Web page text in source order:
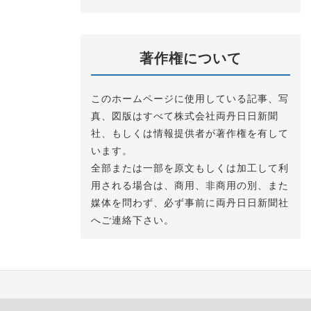
著作権について
このホームページに使用している記事、写
真、図版はすべて株式会社両丹日日新聞
社、もしくは情報提供者が著作権を有して
います。
全部または一部を原文もしくは加工して利
用される場合は、商用、非商用の別、また
媒体を問わず、必ず事前に両丹日日新聞社
へご連絡下さい。